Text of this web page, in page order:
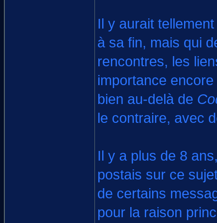
Il y aurait
à sa fin, mais qui
rencontres, les
importance
bien au-delà de
le contraire, avec
Il y a plus de 8
postais sur ce
de certains
pour la raison